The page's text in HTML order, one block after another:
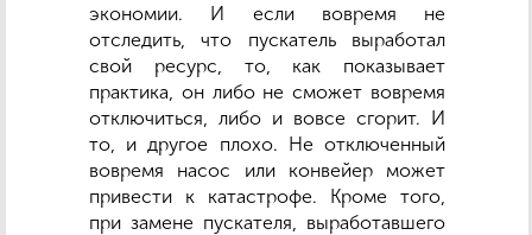
экономии. И если вовремя не
отследить, что пускатель выработал
свой ресурс, то, как показывает
практика, он либо не сможет вовремя
отключиться, либо и вовсе сгорит. И
то, и другое плохо. Не отключенный
вовремя насос или конвейер может
привести к катастрофе. Кроме того,
при замене пускателя, выработавшего